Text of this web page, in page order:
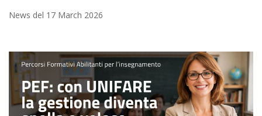
News del 17 March 2026